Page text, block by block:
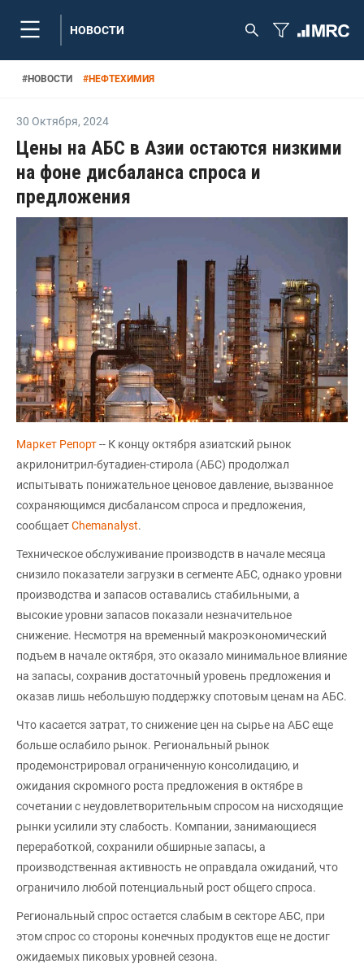
НОВОСТИ
#НОВОСТИ #НЕФТЕХИМИЯ
30 Октября, 2024
Цены на АБС в Азии остаются низкими
на фоне дисбаланса спроса и
предложения
Маркет Репорт-- К концу октября азиатский рынок
акрилонитрил-бутадиен-стирола (АБС) продолжал
испытывать понижательное ценовое давление, вызванное
сохраняющимся дисбалансом спроса и предложения,
сообщаетChemanalyst.
Техническое обслуживание производств в начале месяца
снизило показатели загрузки в сегменте АБС, однако уровни
производства и запасов оставались стабильными, а
высокие уровни запасов показали незначительное
снижение. Несмотря на временный макроэкономический
подъем в начале октября, это оказало минимальное влияние
на запасы, сохранив достаточный уровень предложения и
оказав лишь небольшую поддержку спотовым ценам на АБС.
Что касается затрат, то снижение цен на сырье на АБС еще
больше ослабило рынок. Региональный рынок
продемонстрировал ограниченную консолидацию, и
ожидания скромного роста предложения в октябре в
сочетании с неудовлетворительным спросом на нисходящие
рынки усилили эту слабость. Компании, занимающиеся
переработкой, сохранили обширные запасы, а
производственная активность не оправдала ожиданий, что
ограничило любой потенциальный рост общего спроса.
Региональный спрос остается слабым в секторе АБС, при
этом спрос со стороны конечных продуктов еще не достиг
ожидаемых пиковых уровней сезона.